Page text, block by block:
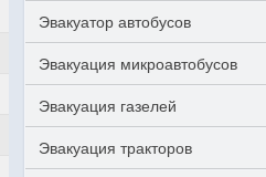
Эвакуатор автобусов
Эвакуация микроавтобусов
Эвакуация газелей
Эвакуация тракторов